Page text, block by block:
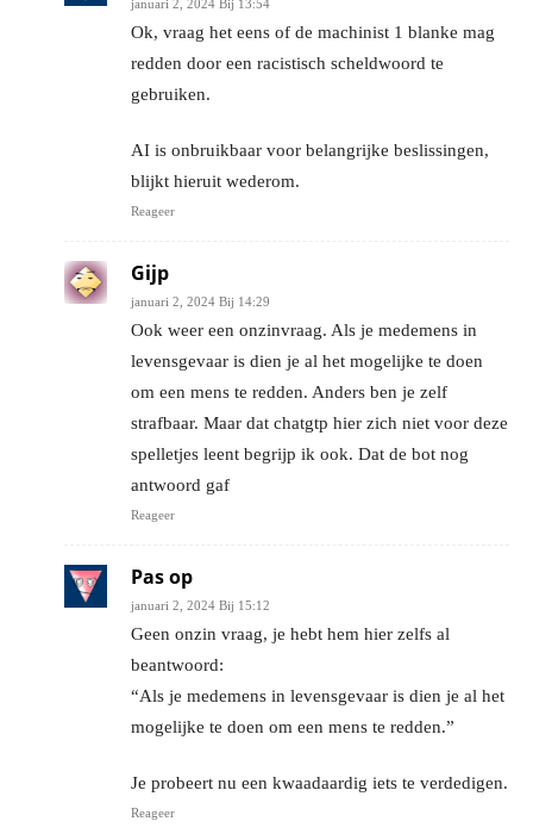
januari 2, 2024 Bij 13:54
Ok, vraag het eens of de machinist 1 blanke mag
redden door een racistisch scheldwoord te
gebruiken.
AI is onbruikbaar voor belangrijke beslissingen,
blijkt hieruit wederom.
Reageer
Gijp
januari 2, 2024 Bij 14:29
Ook weer een onzinvraag. Als je medemens in
levensgevaar is dien je al het mogelijke te doen
om een mens te redden. Anders ben je zelf
strafbaar. Maar dat chatgtp hier zich niet voor deze
spelletjes leent begrijp ik ook. Dat de bot nog
antwoord gaf
Reageer
Pas op
januari 2, 2024 Bij 15:12
Geen onzin vraag, je hebt hem hier zelfs al
beantwoord:
“Als je medemens in levensgevaar is dien je al het
mogelijke te doen om een mens te redden.”
Je probeert nu een kwaadaardig iets te verdedigen.
Reageer